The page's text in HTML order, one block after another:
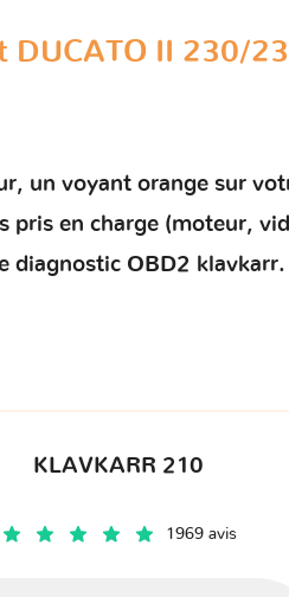
DUCATO II 230/
, un voyant orange sur
pris en charge (moteur,
diagnostic OBD2
KLAVKARR 210
1969 avis